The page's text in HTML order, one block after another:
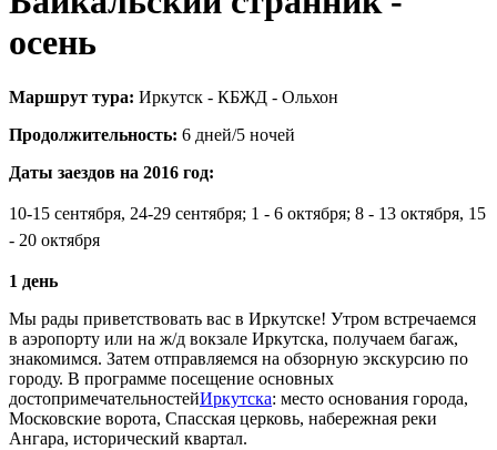
осень
Маршрут тура: Иркутск - КБЖД - Ольхон
Продолжительность: 6 дней/5 ночей
Даты заездов на 2016 год:
10-15 сентября, 24-29 сентября; 1 - 6 октября; 8 - 13 октября, 15
- 20 октября
1 день
Мы рады приветствовать вас в Иркутске! Утром встречаемся
в аэропорту или на ж/д вокзале Иркутска, получаем багаж,
знакомимся. Затем отправляемся на обзорную экскурсию по
городу. В программе посещение основных
достопримечательностейИркутска: место основания города,
Московские ворота, Спасская церковь, набережная реки
Ангара, исторический квартал.